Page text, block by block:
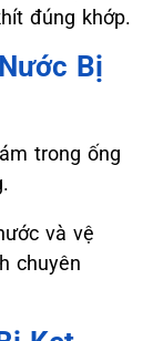
đúng khớp.
Bị
trong ống
và vệ
chuyên